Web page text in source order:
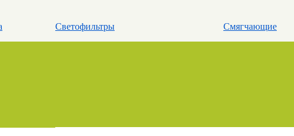
Светофильтры Смягчающие